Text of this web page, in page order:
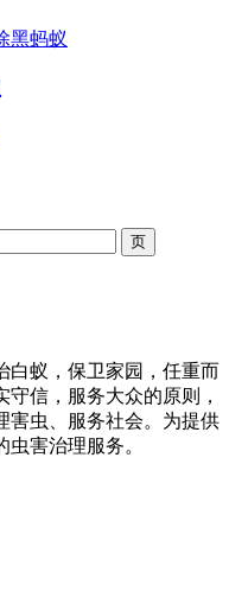
白蚁，保卫家园，任重而
信，服务大众的原则，
害虫、服务社会。为提供
害治理服务。